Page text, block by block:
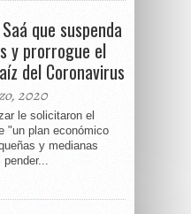
que suspenda
y prorrogue el
del Coronavirus
2020
le solicitaron el
"un plan económico
y medianas